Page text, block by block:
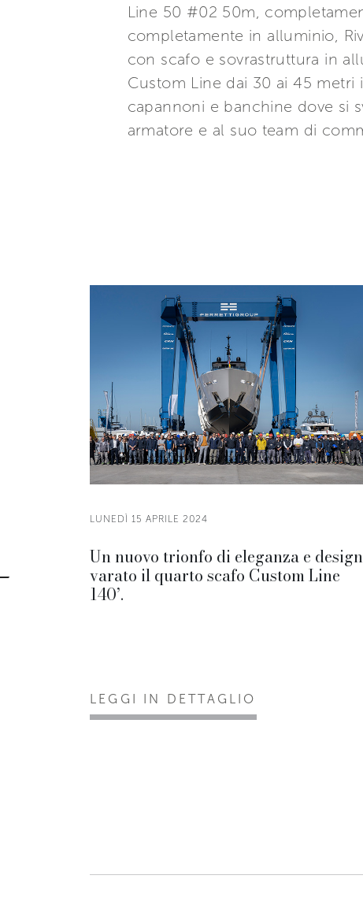
Line 50 #02 50m,
completamente in alluminio,
con scafo e sovrastruttura in
Custom Line dai 30 ai 45
capannoni e banchine dove si
armatore e al suo team di
LUNEDÌ 15 APRILE 2024
Un nuovo trionfo di eleganza e
varato il quarto scafo Custom Line
140’.
LEGGI IN DETTAGLIO